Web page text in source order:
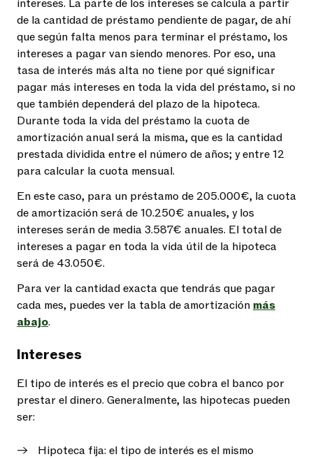
intereses. La parte de los intereses se calcula a partir
de la cantidad de préstamo pendiente de pagar, de ahí
que según falta menos para terminar el préstamo, los
intereses a pagar van siendo menores. Por eso, una
tasa de interés más alta no tiene por qué significar
pagar más intereses en toda la vida del préstamo, si no
que también dependerá del plazo de la hipoteca.
Durante toda la vida del préstamo la cuota de
amortización anual será la misma, que es la cantidad
prestada dividida entre el número de años; y entre 12
para calcular la cuota mensual.
En este caso, para un préstamo de 205.000€, la cuota
de amortización será de10.250€ anuales, y los
intereses serán de media3.587€ anuales. El total de
intereses a pagar en toda la vida útil de la hipoteca
será de 43.050€.
Para ver la cantidad exacta que tendrás que pagar
cada mes, puedes ver la tabla de amortización más
abajo.
Intereses
El tipo de interés es el precio que cobra el banco por
prestar el dinero. Generalmente, las hipotecas pueden
ser:
Hipoteca fija: el tipo de interés es el mismo